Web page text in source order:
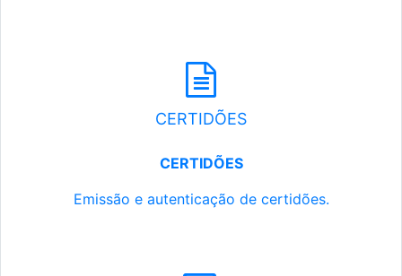
CERTIDÕES
CERTIDÕES
Emissão e autenticação de certidões.